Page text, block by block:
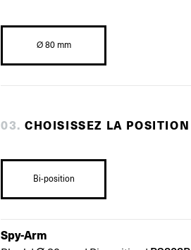
Ø 80 mm
03. CHOISISSEZ LA POSITION
Bi-position
Spy-Arm